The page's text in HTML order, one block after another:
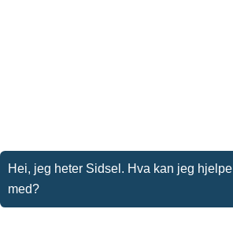
Hei, jeg heter Sidsel. Hva kan jeg hjelpe
med?